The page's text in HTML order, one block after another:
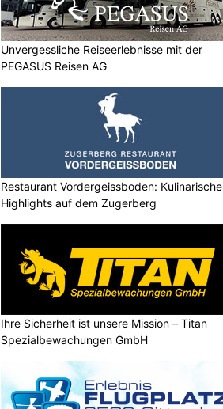
Unvergessliche Reiseerlebnisse mit der
PEGASUS Reisen AG
Restaurant Vordergeissboden: Kulinarische
Highlights auf dem Zugerberg
Ihre Sicherheit ist unsere Mission – Titan
Spezialbewachungen GmbH